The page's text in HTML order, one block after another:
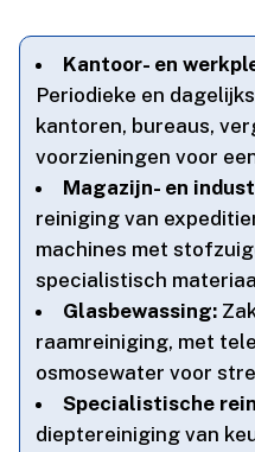
Kantoor- en
Periodieke en
kantoren, bureaus,
voorzieningen voor
Magazijn- en
reiniging van
machines met
specialistisch
Glasbewassing:
raamreiniging, met
osmosewater voor
Specialistische
dieptereiniging van